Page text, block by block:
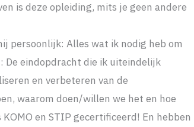
is deze opleiding, mits je geen andere
persoonlijk: Alles wat ik nodig heb om
De eindopdracht die ik uiteindelijk
en verbeteren van de
waarom doen/willen we het en hoe
en STIP gecertificeerd! En hebben